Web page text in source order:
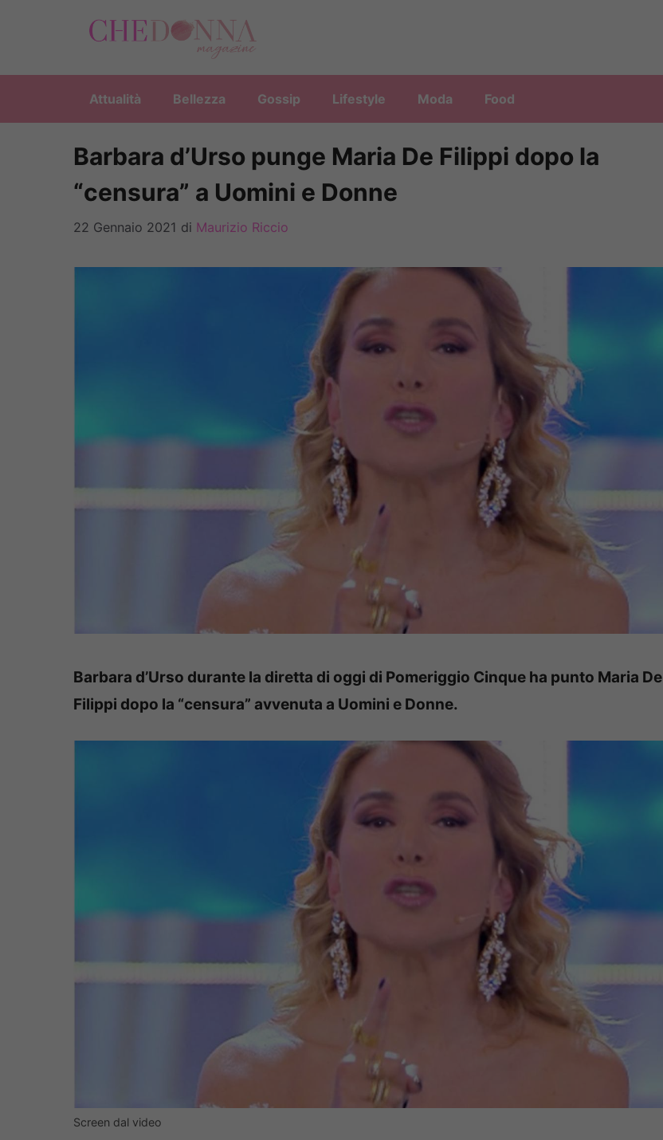
Attualità Bellezza Gossip Lifestyle Moda Food
Barbara d’Urso punge Maria De Filippi dopo la
“censura” a Uomini e Donne
22 Gennaio 2021 di Maurizio Riccio
Barbara d’Urso durante la diretta di oggi di Pomeriggio Cinque ha punto Maria De
Filippi dopo la “censura” avvenuta a Uomini e Donne.
Screen dal video